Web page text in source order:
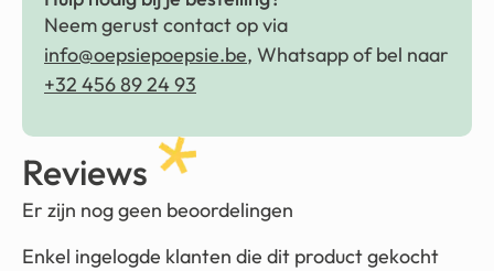
Neem gerust contact op via
info@oepsiepoepsie.be, Whatsapp of bel naar
+32 456 89 24 93
Reviews
Er zijn nog geen beoordelingen
Enkel ingelogde klanten die dit product gekocht